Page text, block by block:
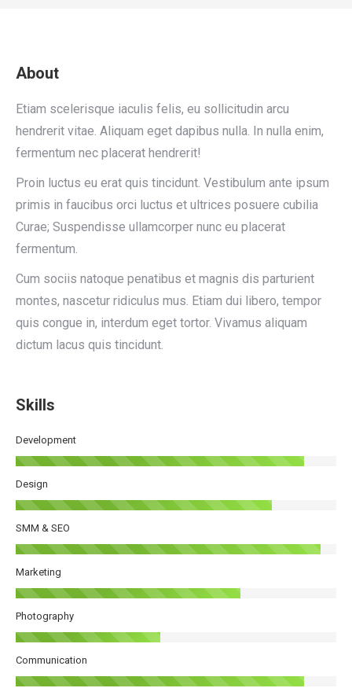
About
Etiam scelerisque iaculis felis, eu sollicitudin arcu
hendrerit vitae. Aliquam eget dapibus nulla. In nulla enim,
fermentum nec placerat hendrerit!
Proin luctus eu erat quis tincidunt. Vestibulum ante ipsum
primis in faucibus orci luctus et ultrices posuere cubilia
Curae; Suspendisse ullamcorper nunc eu placerat
fermentum.
Cum sociis natoque penatibus et magnis dis parturient
montes, nascetur ridiculus mus. Etiam dui libero, tempor
quis congue in, interdum eget tortor. Vivamus aliquam
dictum lacus quis tincidunt.
Skills
Development
Design
SMM & SEO
Marketing
Photography
Communication